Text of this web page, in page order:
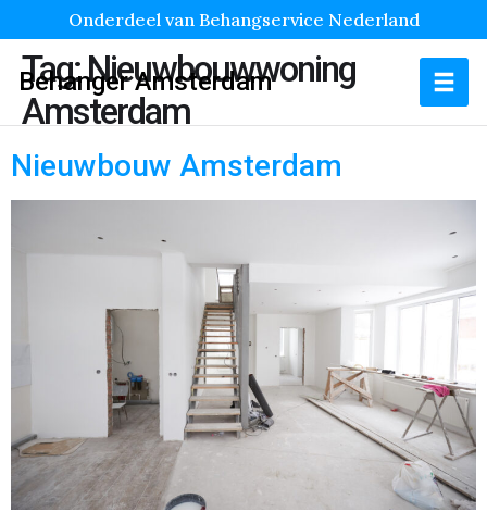
Onderdeel van Behangservice Nederland
Behanger Amsterdam
Tag:Nieuwbouwwoning
Amsterdam
Nieuwbouw Amsterdam